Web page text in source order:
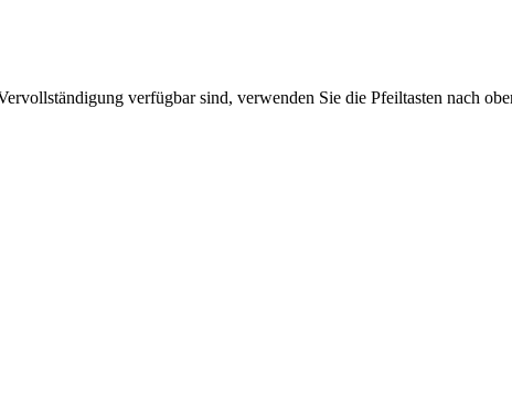
verfügbar sind, verwenden Sie die Pfeiltasten nach